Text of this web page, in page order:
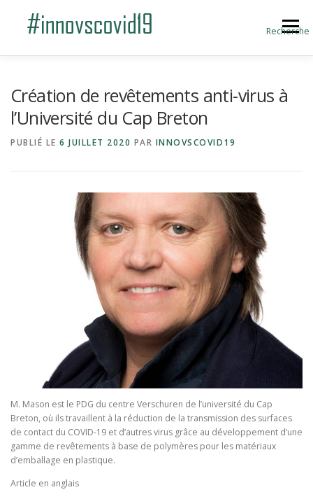
Recherche
Menu
Création de revêtements anti-virus à
l’Université du Cap Breton
PUBLIÉ LE 6 JUILLET 2020 PAR INNOVSCOVID19
M. Mason est le PDG du centre Verschuren de l’université du Cap
Breton, où ils travaillent à la réduction de la transmission des surfaces
de contact du COVID-19 et d’autres virus grâce au développement d’une
gamme de revêtements à base de polymères pour les matériaux
d’emballage en plastique.
Article en anglais